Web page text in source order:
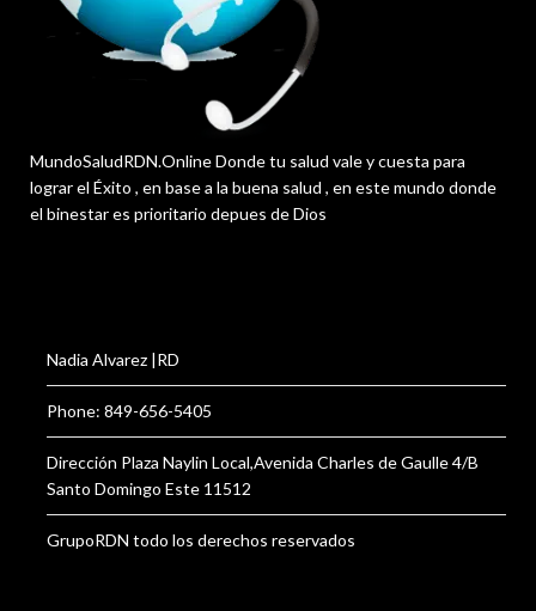
MundoSaludRDN.Online Donde tu salud vale y cuesta para
lograr el Éxito , en base a la buena salud , en este mundo donde
el binestar es prioritario depues de Dios
Nadia Alvarez |RD
Phone: 849-656-5405
Dirección Plaza Naylin Local,Avenida Charles de Gaulle 4/B
Santo Domingo Este 11512
GrupoRDN todo los derechos reservados